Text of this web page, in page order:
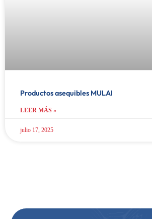
Productos asequibles MULAI
LEER MÁS »
julio 17, 2025